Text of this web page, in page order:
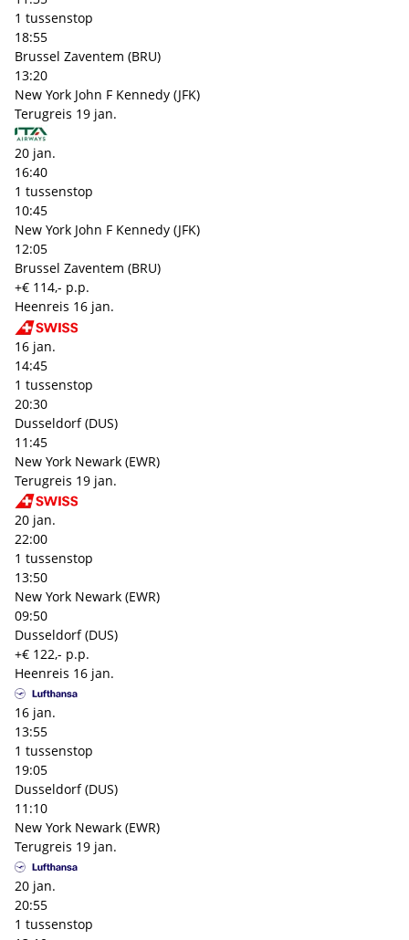
1 tussenstop
18:55
Brussel Zaventem (BRU)
13:20
New York John F Kennedy (JFK)
Terugreis 19 jan.
20 jan.
16:40
1 tussenstop
10:45
New York John F Kennedy (JFK)
12:05
Brussel Zaventem (BRU)
+€ 114,- p.p.
Heenreis 16 jan.
16 jan.
14:45
1 tussenstop
20:30
Dusseldorf (DUS)
11:45
New York Newark (EWR)
Terugreis 19 jan.
20 jan.
22:00
1 tussenstop
13:50
New York Newark (EWR)
09:50
Dusseldorf (DUS)
+€ 122,- p.p.
Heenreis 16 jan.
16 jan.
13:55
1 tussenstop
19:05
Dusseldorf (DUS)
11:10
New York Newark (EWR)
Terugreis 19 jan.
20 jan.
20:55
1 tussenstop